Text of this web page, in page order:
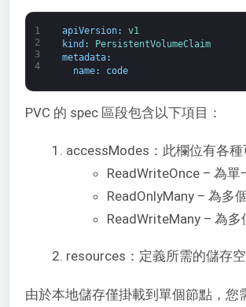
1
2
3
4
apiVersion:
v1
kind :
PersistentVolumeClaim
metadata:
name: code
PVC 的 spec 區段包含以下項目：
accessModes：此欄位有各
ReadWriteOnce – 為
ReadOnlyMany – 為多
ReadWriteMany – 為
resources：定義所需的儲存空
由於本地儲存僅掛載到單個節點，